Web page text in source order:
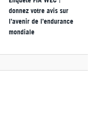
donnez votre avis sur
l’avenir de l’endurance
mondiale